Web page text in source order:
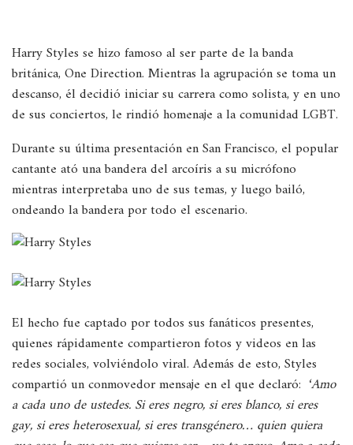
Harry Styles se hizo famoso al ser parte de la banda
británica, One Direction. Mientras la agrupación se toma un
descanso, él decidió iniciar su carrera como solista, y en uno
de sus conciertos, le rindió homenaje a la comunidad LGBT.
Durante su última presentación en San Francisco, el popular
cantante ató una bandera del arcoíris a su micrófono
mientras interpretaba uno de sus temas, y luego bailó,
ondeando la bandera por todo el escenario.
El hecho fue captado por todos sus fanáticos presentes,
quienes rápidamente compartieron fotos y videos en las
redes sociales, volviéndolo viral. Además de esto, Styles
compartió un conmovedor mensaje en el que declaró: ‘Amo
a cada uno de ustedes. Si eres negro, si eres blanco, si eres
gay, si eres heterosexual, si eres transgénero… quien quiera